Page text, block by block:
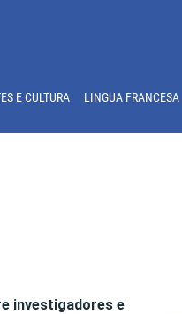
E CULTURA LINGUA FRANCESA
investigadores e